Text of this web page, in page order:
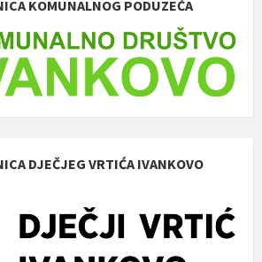
KOMUNALNOG PODUZEĆA
DJEČJEG VRTIĆA IVANKOVO